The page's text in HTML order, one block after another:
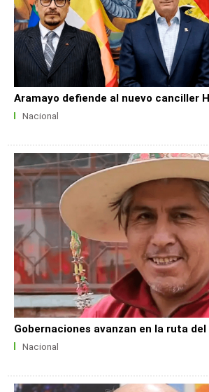
Aramayo defiende al nuevo canciller
Nacional
Gobernaciones avanzan en la ruta del
Nacional